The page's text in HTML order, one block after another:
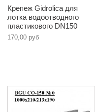
Крепеж Gidrolica для
лотка водоотводного
пластикового DN150
170,00 руб